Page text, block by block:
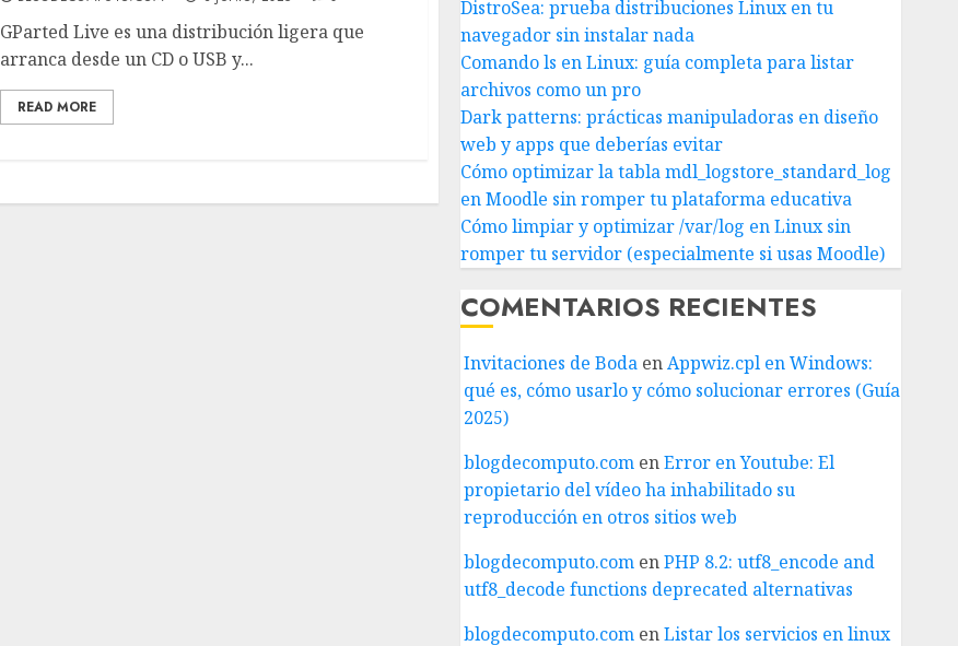
GParted Live es una distribución ligera que
arranca desde un CD o USB y...
READ MORE
DistroSea: prueba distribuciones Linux en tu
navegador sin instalar nada
Comando ls en Linux: guía completa para listar
archivos como un pro
Dark patterns: prácticas manipuladoras en diseño
web y apps que deberías evitar
Cómo optimizar la tabla mdl_logstore_standard_log
en Moodle sin romper tu plataforma educativa
Cómo limpiar y optimizar /var/log en Linux sin
romper tu servidor (especialmente si usas Moodle)
COMENTARIOS RECIENTES
Invitaciones de BodaenAppwiz.cpl en Windows:
qué es, cómo usarlo y cómo solucionar errores (Guía
2025)
blogdecomputo.comenError en Youtube: El
propietario del vídeo ha inhabilitado su
reproducción en otros sitios web
blogdecomputo.comenPHP 8.2: utf8_encode and
utf8_decode functions deprecated alternativas
blogdecomputo.comenListar los servicios en linux